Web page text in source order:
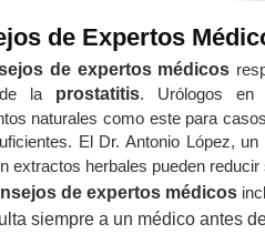
de Expertos
de expertos médicos
de la prostatitis. Urólogos en
naturales como este para
El Dr. Antonio López,
extractos herbales pueden
de expertos médicos
siempre a un médico antes